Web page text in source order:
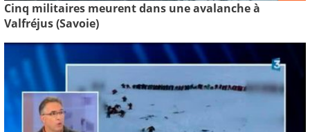
Cinq militaires meurent dans une avalanche à
Valfréjus (Savoie)